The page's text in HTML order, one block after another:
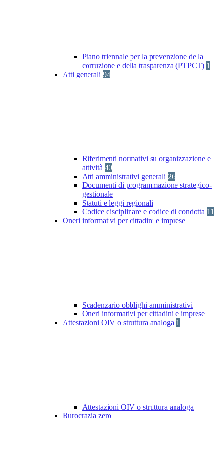
Piano triennale per la prevenzione della
corruzione e della trasparenza (PTPCT) 1
Atti generali 94
Riferimenti normativi su organizzazione e
attività 40
Atti amministrativi generali 26
Documenti di programmazione strategico-
gestionale
Statuti e leggi regionali
Codice disciplinare e codice di condotta 11
Oneri informativi per cittadini e imprese
Scadenzario obblighi amministrativi
Oneri informativi per cittadini e imprese
Attestazioni OIV o struttura analoga 1
Attestazioni OIV o struttura analoga
Burocrazia zero